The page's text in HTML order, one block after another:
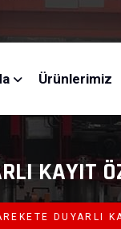
Ürünlerimiz
KAYIT
DUYARLI